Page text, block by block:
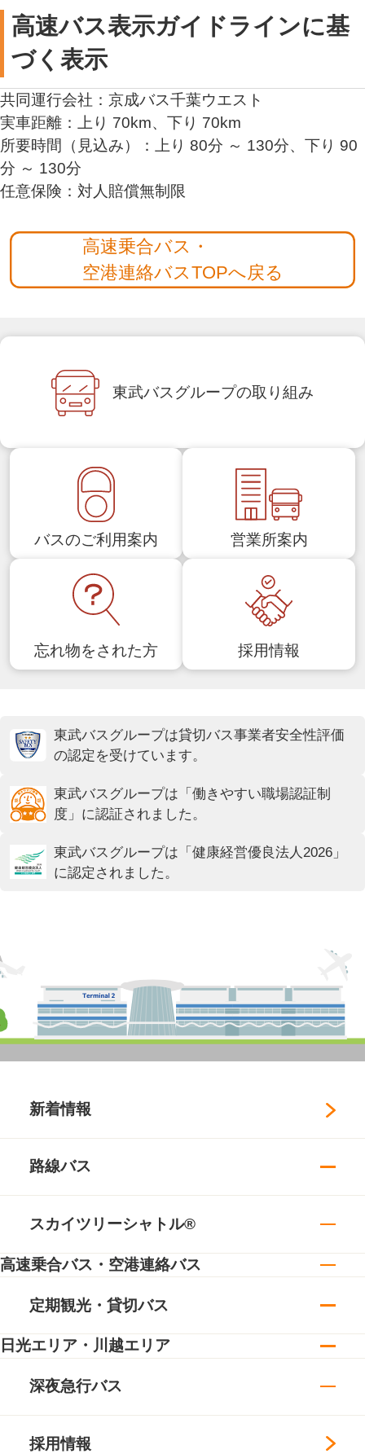
高速バス表示ガイドラインに基
づく表示
共同運行会社：京成バス千葉ウエスト
実車距離：上り 70km、下り 70km
所要時間（見込み）：上り 80分 ～ 130分、下り 90
分 ～ 130分
任意保険：対人賠償無制限
高速乗合バス・
空港連絡バスTOPへ戻る
東武バスグループの取り組み
バスのご利用案内 営業所案内
忘れ物をされた方 採用情報
東武バスグループは貸切バス事業者安全性評価
の認定を受けています。
東武バスグループは「働きやすい職場認証制
度」に認証されました。
東武バスグループは「健康経営優良法人2026」
に認定されました。
新着情報
路線バス
スカイツリーシャトル®
高速乗合バス・空港連絡バス
定期観光・貸切バス
日光エリア・川越エリア
深夜急行バス
採用情報